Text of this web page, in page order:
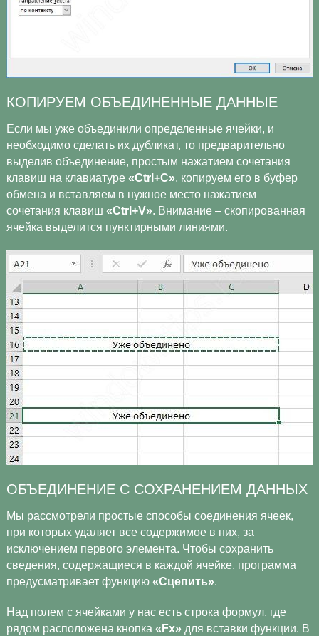
КОПИРУЕМ ОБЪЕДИНЕННЫЕ ДАННЫЕ
Если мы уже объединили определенные ячейки, и
необходимо сделать их дубликат, то предварительно
выделив объединение, простым нажатием сочетания
клавиш на клавиатуре «Ctrl+C», копируем его в буфер
обмена и вставляем в нужное место нажатием
сочетания клавиш «Ctrl+V». Внимание – скопированная
ячейка выделится пунктирными линиями.
ОБЪЕДИНЕНИЕ С СОХРАНЕНИЕМ ДАННЫХ
Мы рассмотрели простые способы соединения ячеек,
при которых удаляет все содержимое в них, за
исключением первого элемента. Чтобы сохранить
сведения, содержащиеся в каждой ячейке, программа
предусматривает функцию «Сцепить».
Над полем с ячейками у нас есть строка формул, где
рядом расположена кнопка «Fx» для вставки функции. В